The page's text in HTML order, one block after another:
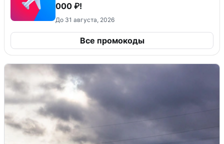
000 ₽!
До 31 августа, 2026
Все промокоды